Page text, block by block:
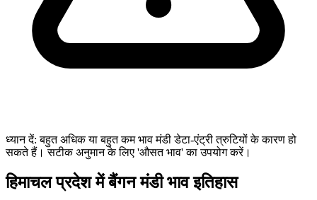
ध्यान दें: बहुत अधिक या बहुत कम भाव मंडी डेटा-एंट्री त्रुटियों के कारण हो
सकते हैं। सटीक अनुमान के लिए 'औसत भाव' का उपयोग करें।
हिमाचल प्रदेश में बैंगन मंडी भाव इतिहास